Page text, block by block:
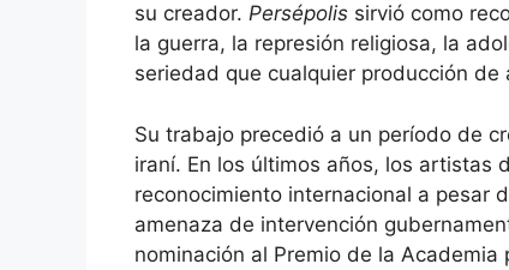
su creador. Persépolis sirvió como
la guerra, la represión religiosa, la
seriedad que cualquier producción de
Su trabajo precedió a un período de
iraní. En los últimos años, los artistas
reconocimiento internacional a pesar
amenaza de intervención
nominación al Premio de la Academia